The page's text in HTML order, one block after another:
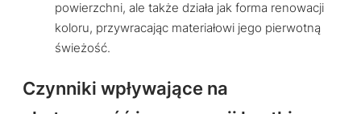
powierzchni, ale także działa jak forma renowacji
koloru, przywracając materiałowi jego pierwotną
świeżość.
Czynniki wpływające na